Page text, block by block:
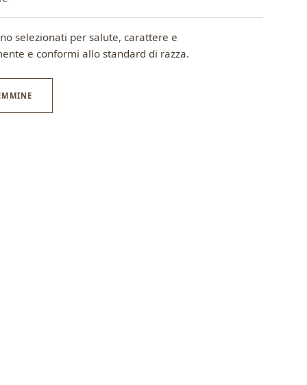
selezionati per salute, carattere e
e conformi allo standard di razza.